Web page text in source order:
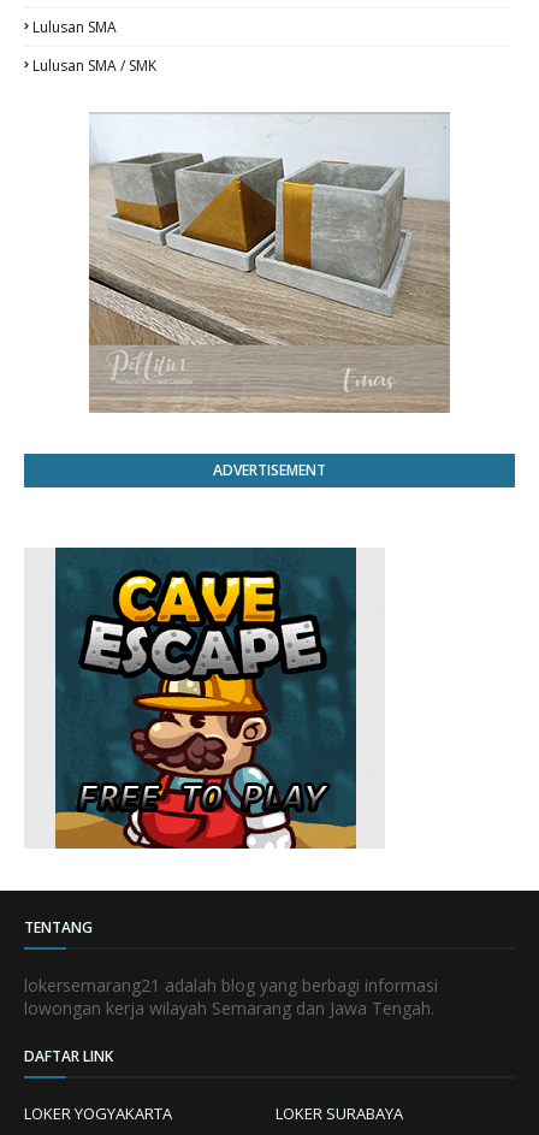
Lulusan SMA
Lulusan SMA / SMK
ADVERTISEMENT
TENTANG
lokersemarang21 adalah blog yang berbagi informasi
lowongan kerja wilayah Semarang dan Jawa Tengah.
DAFTAR LINK
LOKER YOGYAKARTA
LOKER SURABAYA